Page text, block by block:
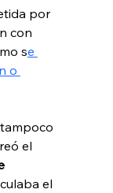
por
con
se
o
el
el